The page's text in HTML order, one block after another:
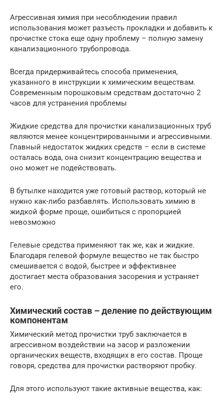
Агрессивная химия при несоблюдении правил
использования может разъесть прокладки и добавить к
прочистке стока еще одну проблему – полную замену
канализационного трубопровода.
Всегда придерживайтесь способа применения,
указанного в инструкции к химическим веществам.
Современным порошковым средствам достаточно 2
часов для устранения проблемы
Жидкие средства для прочистки канализационных труб
являются менее концентрированными и агрессивными.
Главный недостаток жидких средств – если в системе
осталась вода, она снизит концентрацию вещества и
оно может не подействовать.
В бутылке находится уже готовый раствор, который не
нужно как-либо разбавлять. Использовать химию в
жидкой форме проще, ошибиться с пропорцией
невозможно
Гелевые средства применяют так же, как и жидкие.
Благодаря гелевой формуле вещество не так быстро
смешивается с водой, быстрее и эффективнее
достигает места образования засорения и устраняет
его.
Химический состав – деление по действующим
компонентам
Химический метод прочистки труб заключается в
агрессивном воздействии на засор и разложении
органических веществ, входящих в его состав. Проще
говоря, средства для прочистки растворяют пробку.
Для этого используют такие активные вещества, как: